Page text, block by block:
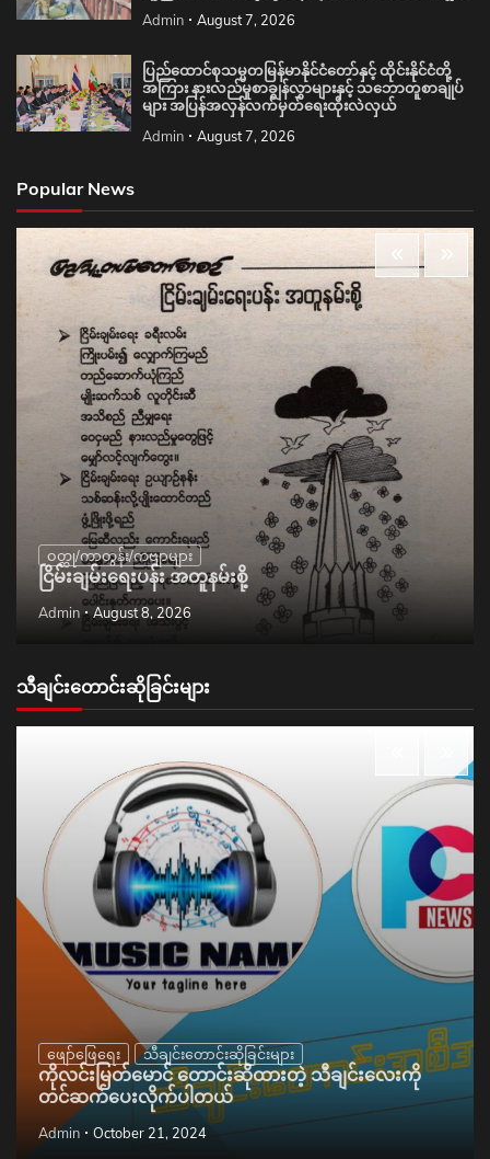
Admin August 7, 2026
ပြည်ထောင်စုသမ္မတမြန်မာနိုင်ငံတော်နှင့် ထိုင်းနိုင်ငံတို့
အကြား နားလည်မှုစာချွန်လွှာများနှင့် သဘောတူစာချုပ်
များ အပြန်အလှန်လက်မှတ်ရေးထိုးလဲလှယ်
Admin August 7, 2026
Popular News
ဝတ္ထု/ကာတွန်း/ကဗျာများ
ငြိမ်းချမ်းရေးပန်း အတူနမ်းစို့
Admin August 8, 2026
သီချင်းတောင်းဆိုခြင်းများ
ဖျော်ဖြေရေး သီချင်းတောင်းဆိုခြင်းများ
ကိုလင်းမြတ်မောင် တောင်းဆိုထားတဲ့ သီချင်းလေးကို
တင်ဆက်ပေးလိုက်ပါတယ်
Admin October 21, 2024